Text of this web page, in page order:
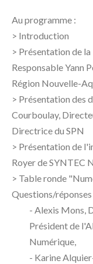
Au programme :
> Introduction
> Présentation de
Responsable Yann
Région Nouvelle-
> Présentation des
Courboulay,
Directrice du SPN
> Présentation de
Royer de SYNTEC
> Table ronde
Questions/réponses
- Alexis Mons,
Président de
Numérique,
- Karine